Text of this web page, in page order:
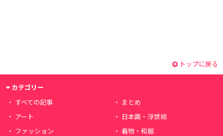
トップに戻る
カテゴリー
すべての記事
まとめ
アート
日本画・浮世絵
ファッション
着物・和服